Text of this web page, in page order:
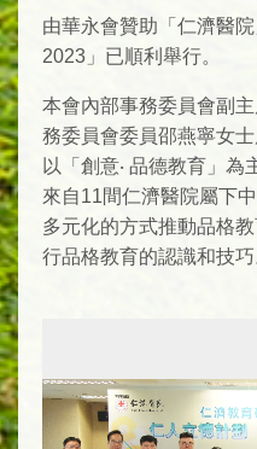
由華永會贊助「仁濟醫
2023」已順利舉行。
本會內部事務委員會副
務委員會委員邵燕寧女
以「創意‧ 品德教育」
來自11間仁濟醫院屬下
多元化的方式推動品格
行品格教育的認識和技巧